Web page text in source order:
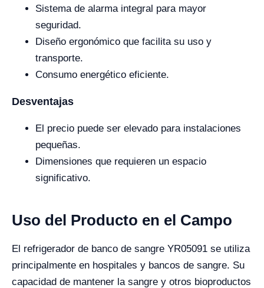
Sistema de alarma integral para mayor
seguridad.
Diseño ergonómico que facilita su uso y
transporte.
Consumo energético eficiente.
Desventajas
El precio puede ser elevado para instalaciones
pequeñas.
Dimensiones que requieren un espacio
significativo.
Uso del Producto en el Campo
El refrigerador de banco de sangre YR05091 se utiliza
principalmente en hospitales y bancos de sangre. Su
capacidad de mantener la sangre y otros bioproductos